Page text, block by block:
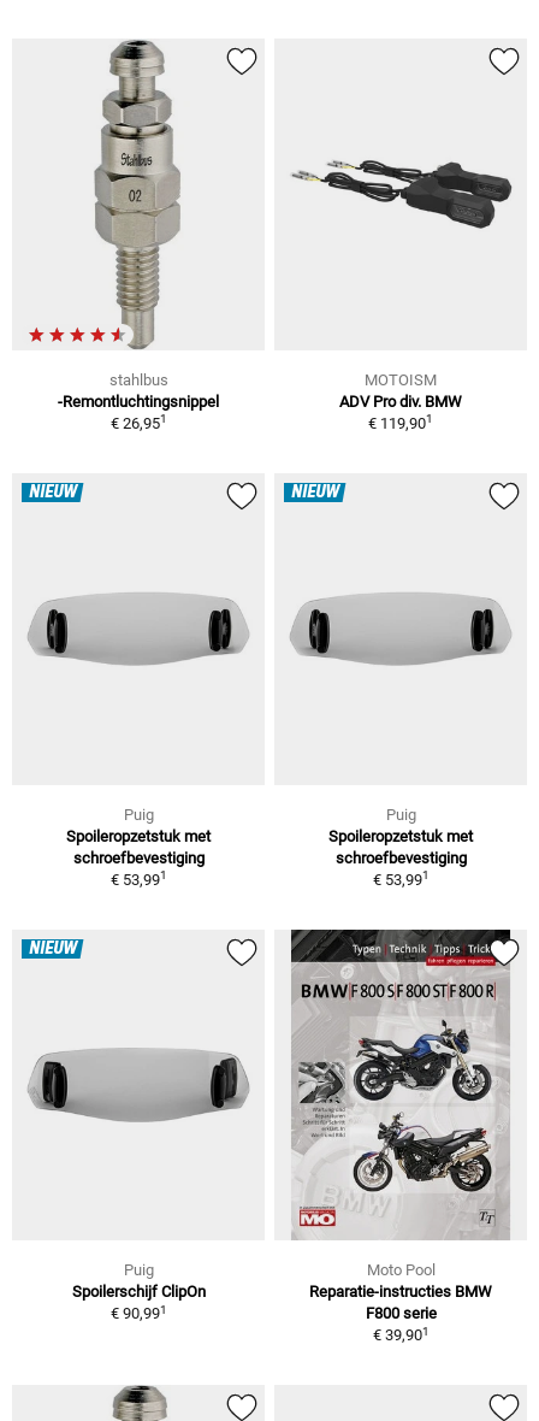
stahlbus
-Remontluchtingsnippel
€ 26,951
MOTOISM
ADV Pro div. BMW
€ 119,901
NIEUW
Puig
Spoileropzetstuk met
schroefbevestiging
€ 53,991
NIEUW
Puig
Spoileropzetstuk met
schroefbevestiging
€ 53,991
NIEUW
Puig
Spoilerschijf ClipOn
€ 90,991
Moto Pool
Reparatie-instructies BMW
F800 serie
€ 39,901